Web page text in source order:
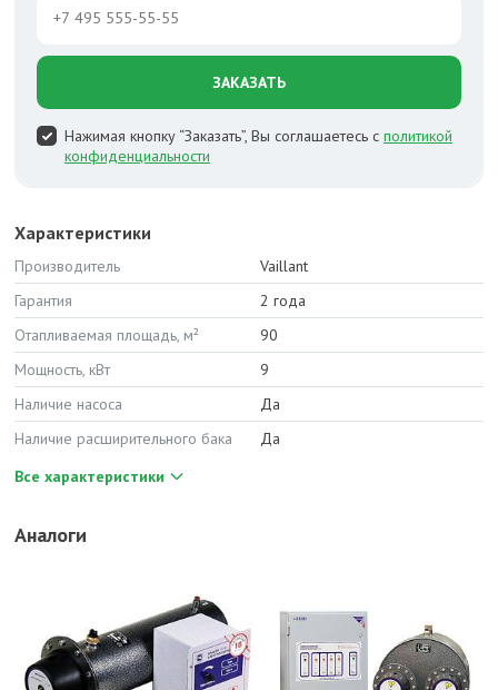
ЗАКАЗАТЬ
Нажимая кнопку “Заказать”, Вы соглашаетесь с политикой
конфиденциальности
Характеристики
Производитель
Vaillant
Гарантия
2 года
Отапливаемая площадь, м²
90
Мощность, кВт
9
Наличие насоса
Да
Наличие расширительного бака
Да
Все характеристики
Аналоги